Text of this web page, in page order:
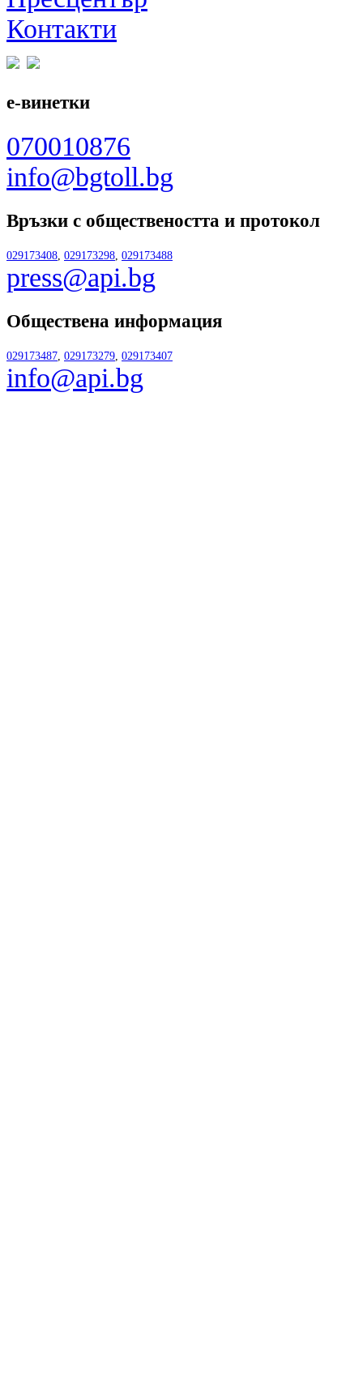
Контакти
е-винетки
070010876
info@bgtoll.bg
Връзки с обществеността и протокол
029173408 029173298 029173488
press@api.bg
Обществена информация
029173487 029173279 029173407
info@api.bg